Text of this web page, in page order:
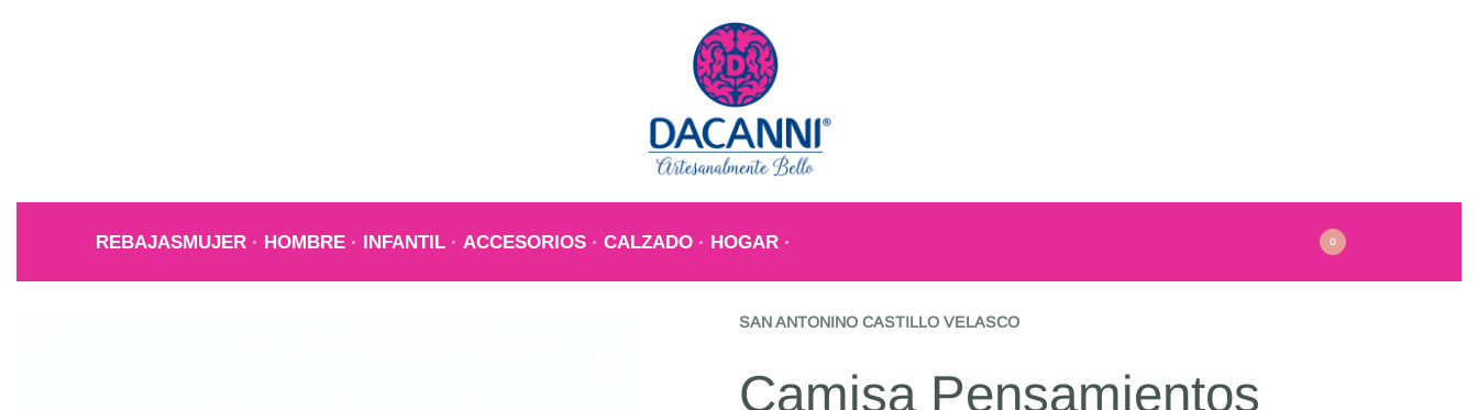
REBAJASMUJER HOMBRE INFANTIL ACCESORIOS CALZADO HOGAR 0
SAN ANTONINO CASTILLO VELASCO
Camisa Pensamientos